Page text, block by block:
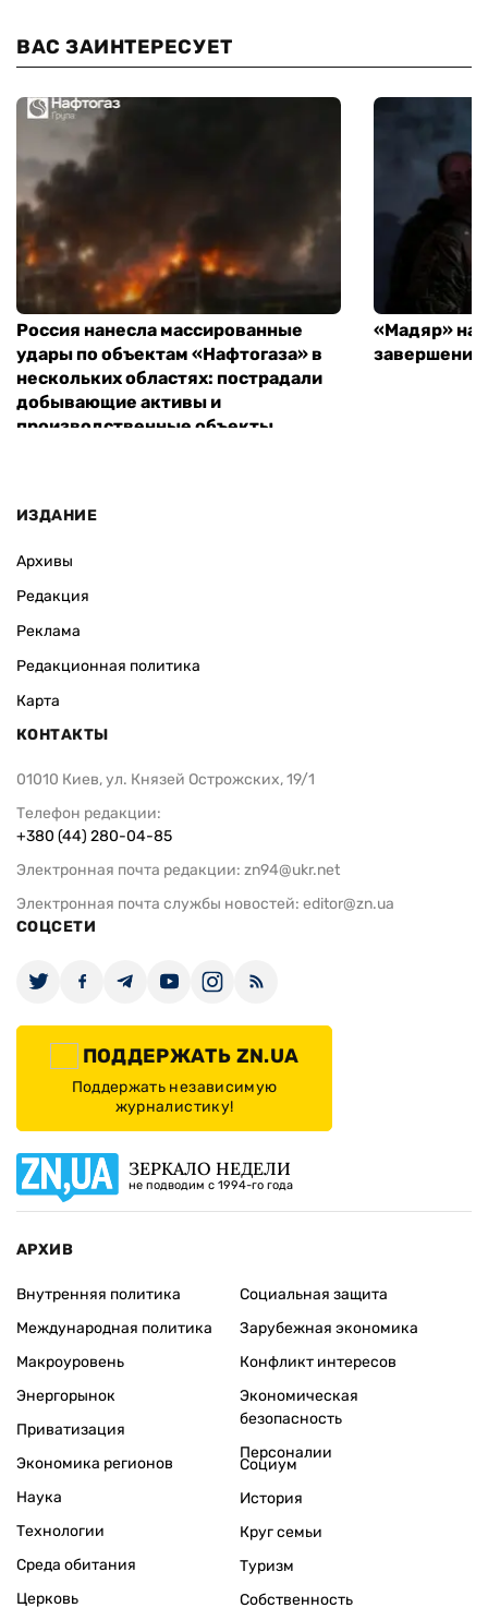
ВАС ЗАИНТЕРЕСУЕТ
Россия нанесла массированные
удары по объектам «Нафтогаза» в
нескольких областях: пострадали
добывающие активы и
производственные объекты
«Мадяр»
ИЗДАНИЕ
Архивы
Редакция
Реклама
Редакционная политика
Карта
КОНТАКТЫ
01010 Киев, ул. Князей Острожских, 19/1
Телефон редакции:
+380 (44) 280-04-85
Электронная почта редакции: zn94@ukr.net
Электронная почта службы новостей: editor@zn.ua
СОЦСЕТИ
ПОДДЕРЖАТЬ ZN.UA
Поддержать независимую
журналистику!
ЗЕРКАЛО НЕДЕЛИ
не подводим с 1994-го года
АРХИВ
Внутренняя политика
Международная политика
Макроуровень
Энергорынок
Приватизация
Экономика регионов
Социальная защита
Зарубежная экономика
Конфликт интересов
Экономическая
безопасность
Персоналии
Наука
Технологии
Среда обитания
Церковь
Социум
История
Круг семьи
Туризм
Собственность